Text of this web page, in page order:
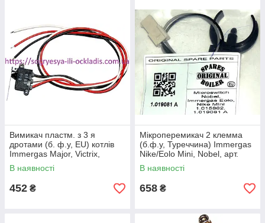
Вимикач пластм. з 3 я
дротами (б. ф.у, EU) котлів
Immergas Major, Victrix,
артикул 1.010420, к.з. 0441/1
В наявності
452 ₴
Мікроперемикач 2 клемма
(б.ф.у, Туреччина) Immergas
Nike/Eolo Mini, Nobel, арт.
11171, к.з. 0441/2
В наявності
658 ₴